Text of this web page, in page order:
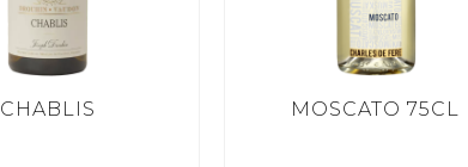
CHABLIS MOSCATO 75CL